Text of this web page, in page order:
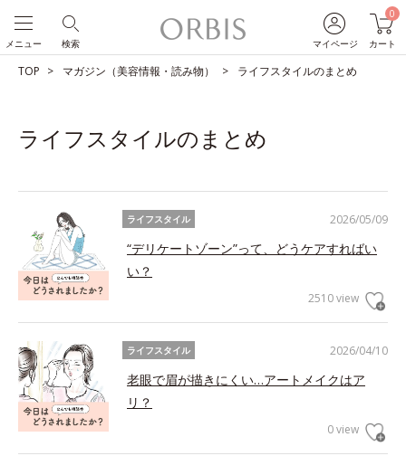
マイページ
0
カート
検索
メニュー
TOP マガジン（美容情報・読み物） ライフスタイルのまとめ
ライフスタイルのまとめ
2026/05/09
ライフスタイル
“デリケートゾーン”って、どうケアすればい
い？
2510 view
2026/04/10
ライフスタイル
老眼で眉が描きにくい…アートメイクはア
リ？
0 view